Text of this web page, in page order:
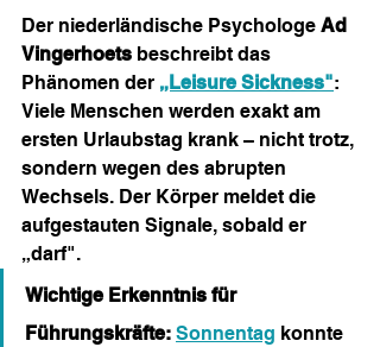
Der niederländische Psychologe Ad
Vingerhoets beschreibt das
Phänomen der „Leisure Sickness":
Viele Menschen werden exakt am
ersten Urlaubstag krank – nicht trotz,
sondern wegen des abrupten
Wechsels. Der Körper meldet die
aufgestauten Signale, sobald er
„darf".
Wichtige Erkenntnis für
Führungskräfte: Sonnentag konnte